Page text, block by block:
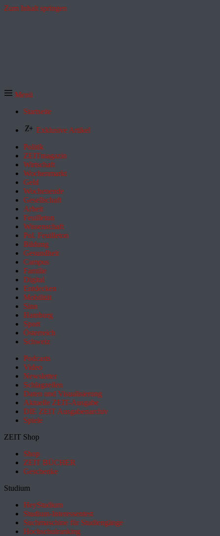
Zum Inhalt springen
Menü
Startseite
Exklusive Artikel
Politik
ZEITmagazin
Wirtschaft
Wochenmarkt
Geld
Wochenende
Gesellschaft
Arbeit
Feuilleton
Wissenschaft
Pol. Feuilleton
Bildung
Gesundheit
Campus
Familie
Digital
Entdecken
Mobilität
Sinn
Hamburg
Sport
Österreich
Schweiz
Podcasts
Video
Newsletter
Schlagzeilen
Daten und Visualisierung
Aktuelle ZEIT-Ausgabe
DIE ZEIT Ausgabenarchiv
Spiele
ZEIT Shop
Shop
ZEIT BÜCHER
Geschenke
Studium
HeyStudium
Studium-Interessentest
Suchmaschine für Studiengänge
Hochschulranking